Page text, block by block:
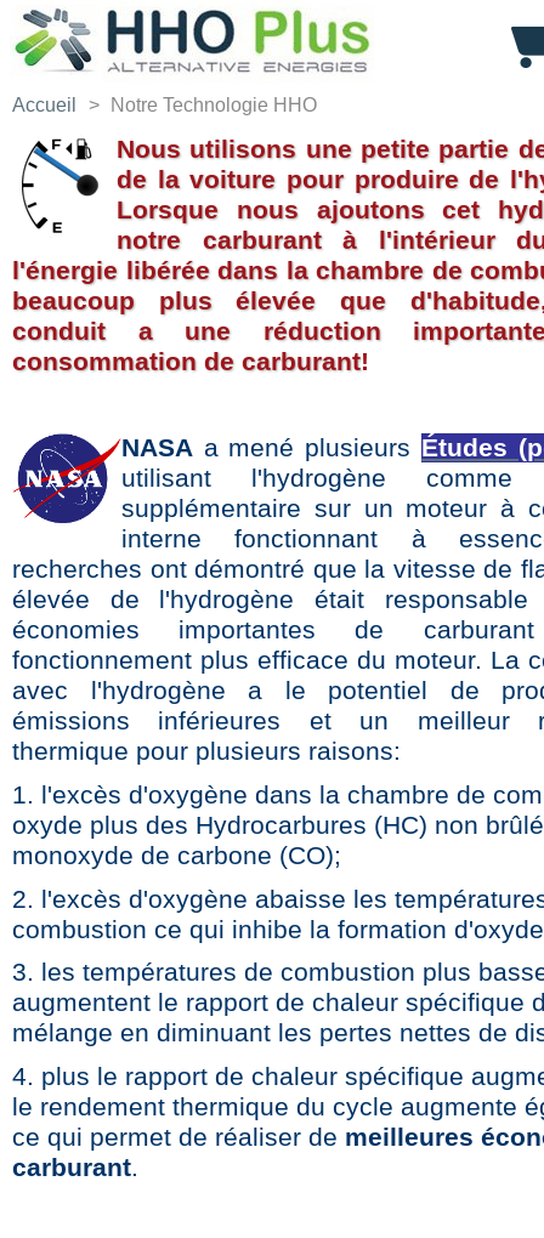
Accueil > Notre Technologie HHO
Nous utilisons une petite partie
de la voiture pour produire de
Lorsque nous ajoutons cet
notre carburant à l'intérieur
l'énergie libérée dans la chambre de
beaucoup plus élevée que
conduit a une réduction
consommation de carburant!
NASA a mené plusieurs Études
utilisant l'hydrogène comme
supplémentaire sur un moteur à
interne fonctionnant à
recherches ont démontré que la vitesse de
élevée de l'hydrogène était
économies importantes de
fonctionnement plus efficace du moteur. La
avec l'hydrogène a le potentiel de
émissions inférieures et un meilleur
thermique pour plusieurs raisons:
1. l'excès d'oxygène dans la chambre de
oxyde plus des Hydrocarbures (HC) non
monoxyde de carbone (CO);
2. l'excès d'oxygène abaisse les
combustion ce qui inhibe la formation
3. les températures de combustion plus
augmentent le rapport de chaleur spécifique
mélange en diminuant les pertes nettes de
4. plus le rapport de chaleur spécifique
le rendement thermique du cycle augmente
ce qui permet de réaliser de meilleures
carburant.